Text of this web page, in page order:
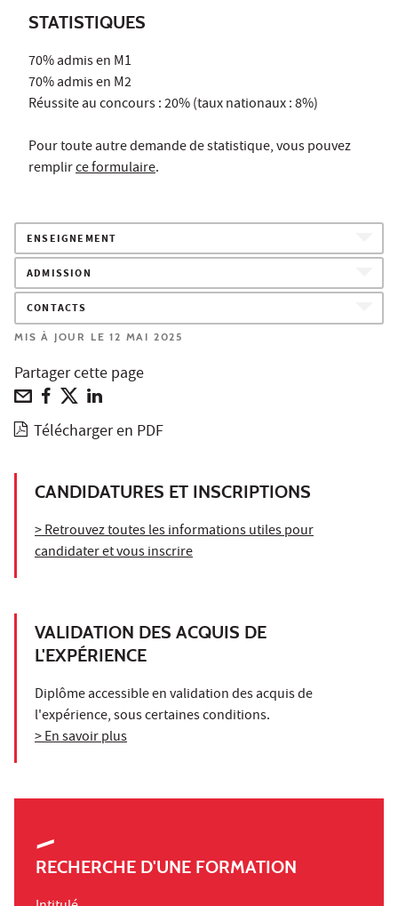
STATISTIQUES
70% admis en M1
70% admis en M2
Réussite au concours : 20% (taux nationaux : 8%)
Pour toute autre demande de statistique, vous pouvez
remplirce formulaire.
ENSEIGNEMENT
ADMISSION
CONTACTS
MIS À JOUR LE 12 MAI 2025
Partager cette page
Télécharger en PDF
CANDIDATURES ET INSCRIPTIONS
> Retrouvez toutes les informations utiles pour
candidater et vous inscrire
VALIDATION DES ACQUIS DE
L'EXPÉRIENCE
Diplôme accessible en validation des acquis de
l'expérience, sous certaines conditions.
> En savoir plus
RECHERCHE D'UNE FORMATION